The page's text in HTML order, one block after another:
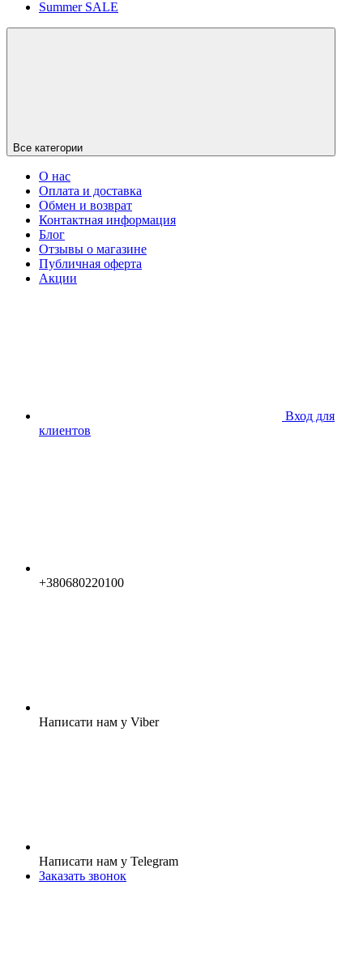
Summer SALE
Все категории
О нас
Оплата и доставка
Обмен и возврат
Контактная информация
Блог
Отзывы о магазине
Публичная оферта
Акции
Вход для
клиентов
+380680220100
Написати нам у Viber
Написати нам у Telegram
Заказать звонок